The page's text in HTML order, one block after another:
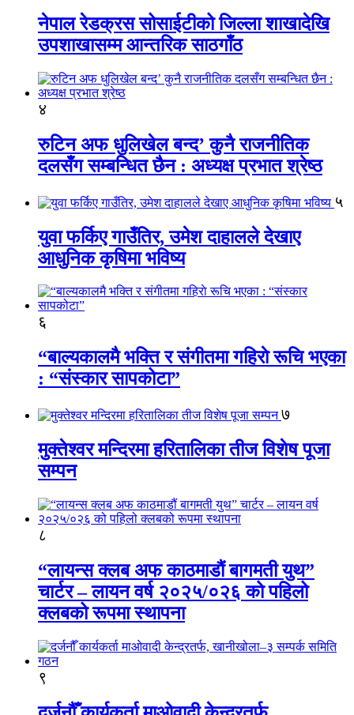
नेपाल रेडक्रस सोसाईटीको जिल्ला शाखादेखि
उपशाखासम्म आन्तरिक साठगाँठ
४
रुटिन अफ धुलिखेल बन्द’ कुनै राजनीतिक
दलसँग सम्बन्धित छैन : अध्यक्ष प्रभात श्रेष्ठ
५
युवा फर्किए गाउँतिर, उमेश दाहालले देखाए
आधुनिक कृषिमा भविष्य
६
“बाल्यकालमै भक्ति र संगीतमा गहिराे रूचि भएका
: “संस्कार सापकोटा”
७
मुक्तेश्वर मन्दिरमा हरितालिका तीज विशेष पूजा
सम्पन
८
“लायन्स क्लब अफ काठमाडौं बागमती युथ”
चार्टर – लायन वर्ष २०२५/०२६ को पहिलो
क्लबको रूपमा स्थापना
९